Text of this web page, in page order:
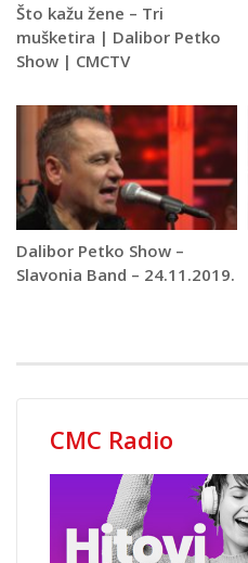
Što kažu žene – Tri
mušketira | Dalibor Petko
Show | CMCTV
Dalibor Petko Show –
Slavonia Band – 24.11.2019.
CMC Radio